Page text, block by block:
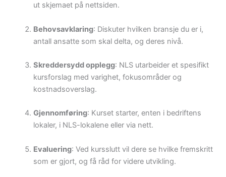
ut skjemaet på nettsiden.
Behovsavklaring: Diskuter hvilken bransje du er i,
antall ansatte som skal delta, og deres nivå.
Skreddersydd opplegg: NLS utarbeider et spesifikt
kursforslag med varighet, fokusområder og
kostnadsoverslag.
Gjennomføring: Kurset starter, enten i bedriftens
lokaler, i NLS-lokalene eller via nett.
Evaluering: Ved kursslutt vil dere se hvilke fremskritt
som er gjort, og få råd for videre utvikling.